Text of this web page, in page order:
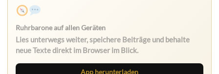
Ruhrbarone auf allen Geräten
Lies unterwegs weiter, speichere Beiträge und behalte
neue Texte direkt im Browser im Blick.
App herunterladen